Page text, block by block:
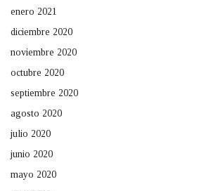
enero 2021
diciembre 2020
noviembre 2020
octubre 2020
septiembre 2020
agosto 2020
julio 2020
junio 2020
mayo 2020